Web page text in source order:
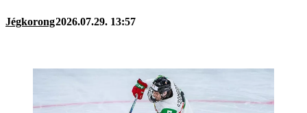
Jégkorong2026.07.29. 13:57